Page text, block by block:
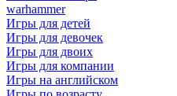
warhammer
Игры для детей
Игры для девочек
Игры для двоих
Игры для компании
Игры на английском